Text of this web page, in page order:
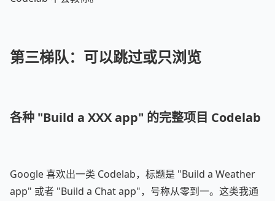
第三梯队：可以跳过或只浏览
各种 "Build a XXX app" 的完整项目 Codelab
Google 喜欢出一类 Codelab，标题是 "Build a Weather
app" 或者 "Build a Chat app"，号称从零到一。这类我通